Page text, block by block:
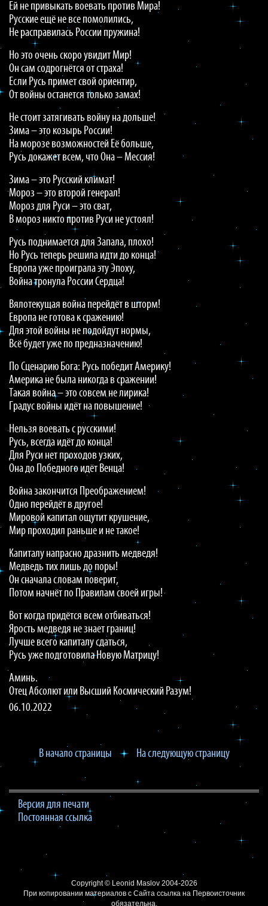
Ей не привыкать воевать против Мира!
Русские ещё не все помолились,
Не расправилась России пружина!
Но это очень скоро увидит Мир!
Он сам содрогнётся от страха!
Если Русь примет свой ориентир,
От войны останется только замах!
Не стоит затягивать войну на дольше!
Зима – это козырь России!
На морозе возможностей Её больше,
Русь докажет всем, что Она – Мессия!
Зима – это Русский климат!
Мороз – это второй генерал!
Мороз для Руси – это сват,
В мороз никто против Руси не устоял!
Русь поднимается для Запала, плохо!
Но Русь теперь решила идти до конца!
Европа уже проиграла эту Эпоху,
Война тронула России Сердца!
Вялотекущая война перейдёт в шторм!
Европа не готова к сражению!
Для этой войны не подойдут нормы,
Всё будет уже по предназначению!
По Сценарию Бога: Русь победит Америку!
Америка не была никогда в сражении!
Такая война – это совсем не лирика!
Градус войны идёт на повышение!
Нельзя воевать с русскими!
Русь, всегда идёт до конца!
Для Руси нет проходов узких,
Она до Победного идёт Венца!
Война закончится Преображением!
Одно перейдёт в другое!
Мировой капитал ощутит крушение,
Мир проходил раньше и не такое!
Капиталу напрасно дразнить медведя!
Медведь тих лишь до поры!
Он сначала словам поверит,
Потом начнёт по Правилам своей игры!
Вот когда придётся всем отбиваться!
Ярость медведя не знает границ!
Лучше всего капиталу сдаться,
Русь уже подготовила Новую Матрицу!
Аминь.
Отец Абсолют или Высший Космический Разум!
06.10.2022
В начало страницы На следующую страницу
Версия для печати
Постоянная ссылка
Copyright © Leonid Maslov2004-2026
При копировании материалов с Сайта ссылка на Первоисточник
обязательна.